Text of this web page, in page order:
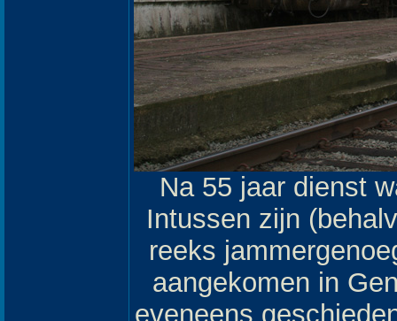
Na 55 jaar dienst
Intussen zijn
reeks
aangekomen in
eveneens